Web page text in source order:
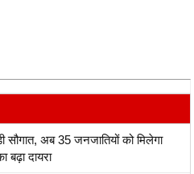
अब 35 जनजातियों को मिलेगा
दायरा